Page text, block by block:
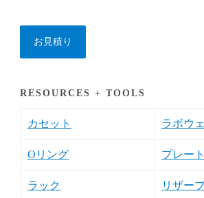
お見積り
RESOURCES + TOOLS
カセット ラボウ
Oリング プレート
ラック リザー